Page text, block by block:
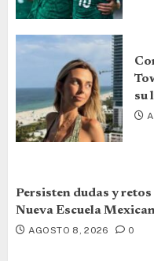
su
Persisten dudas y
Nueva Escuela
AGOSTO 8, 2026 0